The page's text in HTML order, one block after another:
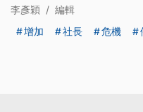
李彥穎 / 編輯
增加
社長 危機